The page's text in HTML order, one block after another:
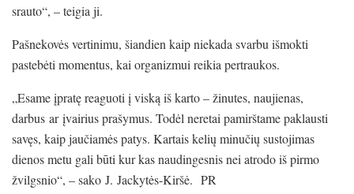
srauto“, – teigia ji.
Pašnekovės vertinimu, šiandien kaip niekada svarbu išmokti
pastebėti momentus, kai organizmui reikia pertraukos.
„Esame įpratę reaguoti į viską iš karto – žinutes, naujienas,
darbus ar įvairius prašymus. Todėl neretai pamirštame paklausti
savęs, kaip jaučiamės patys. Kartais kelių minučių sustojimas
dienos metu gali būti kur kas naudingesnis nei atrodo iš pirmo
žvilgsnio“, – sako J. Jackytės-Kiršė. PR